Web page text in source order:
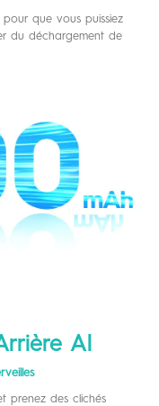
que vous puissiez
du déchargement de
AI
prenez des clichés